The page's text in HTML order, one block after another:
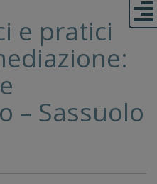
e pratici
– Sassuolo